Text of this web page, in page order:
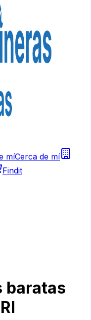
míCerca de mí
Findit
baratas